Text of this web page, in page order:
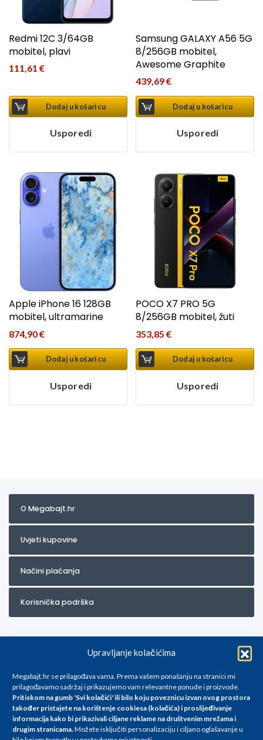
Upravljanje kolačićima
Megabajt.hr se prilagođava vama. Prema vašem ponašanju na stranici mi
prilagođavamo sadržaj i prikazujemo vam relevantne ponude i proizvode.
Pritiskom na gumb 'Svi kolačići' ili bilo koju poveznicu izvan ovog prostora
također pristajete na korištenje cookiesa (kolačića) i proslijeđivanje
informacija kako bi prikazivali ciljane reklame na društvenim mrežama i
drugim stranicama.Možete isključiti personalizaciju i ciljano oglašavanje u
Redmi 12C 3/64GB
mobitel, plavi
111,61 €
Dodaj u košaricu
Usporedi
Samsung GALAXY A56 5G
8/256GB mobitel,
Awesome Graphite
439,69€
Dodaj u košaricu
Usporedi
Apple iPhone 16 128GB
mobitel, ultramarine
874,90€
Dodaj u košaricu
Usporedi
POCO X7 PRO 5G
8/256GB mobitel, žuti
353,85€
Dodaj u košaricu
Usporedi
O Megabajt.hr
Uvjeti kupovine
Načini plaćanja
Korisnička podrška
Za artikle kojih trenutno nema u ponudi obratite nam se na
info@megabajt.hr. Sve cijene su informativnog karaktera i podložne su
promjenama, a
iskazane su za avansno plaćanje(gotovina) u Eurima i uključuju PDV. Sve